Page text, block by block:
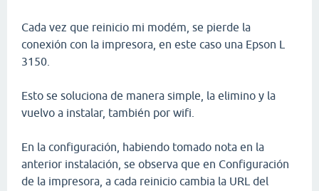
Cada vez que reinicio mi modém, se pierde la
conexión con la impresora, en este caso una Epson L
3150.
Esto se soluciona de manera simple, la elimino y la
vuelvo a instalar, también por wifi.
En la configuración, habiendo tomado nota en la
anterior instalación, se observa que en Configuración
de la impresora, a cada reinicio cambia la URL del